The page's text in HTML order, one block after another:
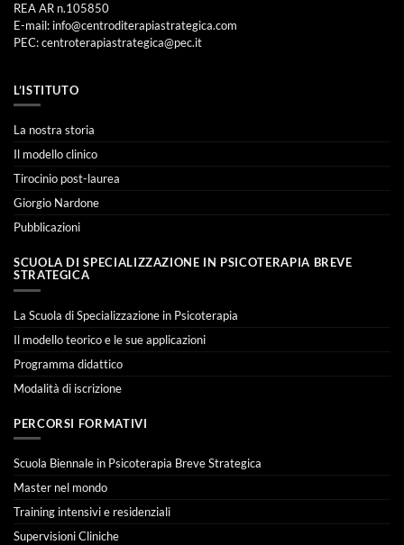
REA AR n.105850
E-mail: info@centroditerapiastrategica.com
PEC:centroterapiastrategica@pec.it
L’ISTITUTO
La nostra storia
Il modello clinico
Tirocinio post-laurea
Giorgio Nardone
Pubblicazioni
SCUOLA DI SPECIALIZZAZIONE IN PSICOTERAPIA BREVE
STRATEGICA
La Scuola di Specializzazione in Psicoterapia
Il modello teorico e le sue applicazioni
Programma didattico
Modalità di iscrizione
PERCORSI FORMATIVI
Scuola Biennale in Psicoterapia Breve Strategica
Master nel mondo
Training intensivi e residenziali
Supervisioni Cliniche